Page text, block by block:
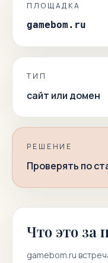
ПЛОЩАДКА
gamebom.ru
ТИП
сайт или домен
РЕШЕНИЕ
Проверять по
Что это за
gamebom.ru